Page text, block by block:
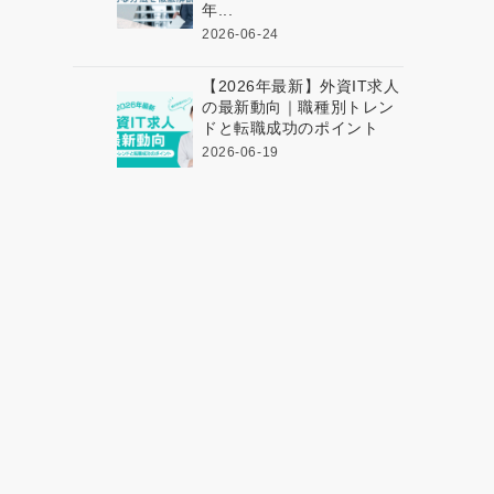
年...
2026-06-24
【2026年最新】外資IT求人
の最新動向｜職種別トレン
ドと転職成功のポイント
2026-06-19